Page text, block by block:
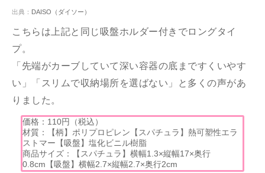
出典： DAISO（ダイソー）
こちらは上記と同じ吸盤ホルダー付きでロングタイ
プ。
「先端がカーブしていて深い容器の底まですくいやす
い」「スリムで収納場所を選ばない」と多くの声があ
りました。
価格：110円（税込）
材質：【柄】ポリプロピレン【スパチュラ】熱可塑性エラ
ストマー【吸盤】塩化ビニル樹脂
商品サイズ：【スパチュラ】横幅1.3×縦幅17×奥行
0.8cm【吸盤】横幅2.7×縦幅2.7×奥行2cm